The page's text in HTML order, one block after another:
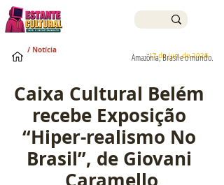
17 de jun. de 2026
Amazônia, Brasil e o mundo.
/ Notícia
Caixa Cultural Belém
recebe Exposição
“Hiper-realismo No
Brasil”, de Giovani